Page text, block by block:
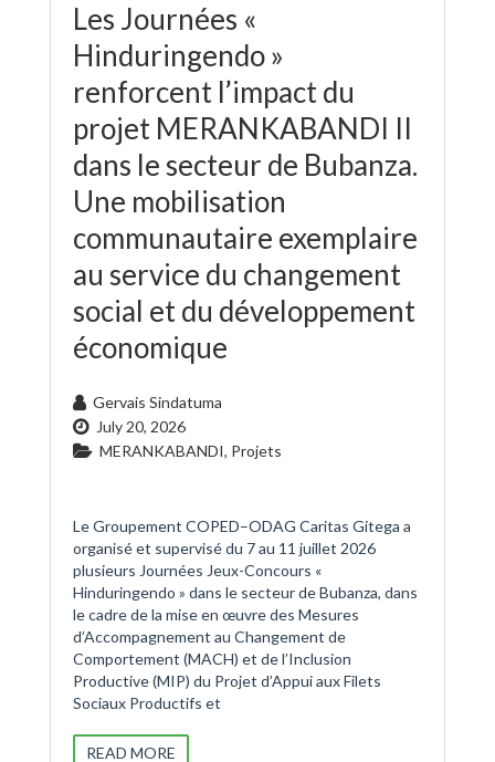
Les Journées «
Hinduringendo »
renforcent l’impact du
projet MERANKABANDI II
dans le secteur de Bubanza.
Une mobilisation
communautaire exemplaire
au service du changement
social et du développement
économique
Gervais Sindatuma
July 20, 2026
MERANKABANDI, Projets
Le Groupement COPED–ODAG Caritas Gitega a
organisé et supervisé du 7 au 11 juillet 2026
plusieurs Journées Jeux-Concours «
Hinduringendo » dans le secteur de Bubanza, dans
le cadre de la mise en œuvre des Mesures
d’Accompagnement au Changement de
Comportement (MACH) et de l’Inclusion
Productive (MIP) du Projet d’Appui aux Filets
Sociaux Productifs et
READ MORE